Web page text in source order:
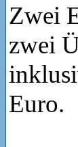
Zwei
zwei
Euro.